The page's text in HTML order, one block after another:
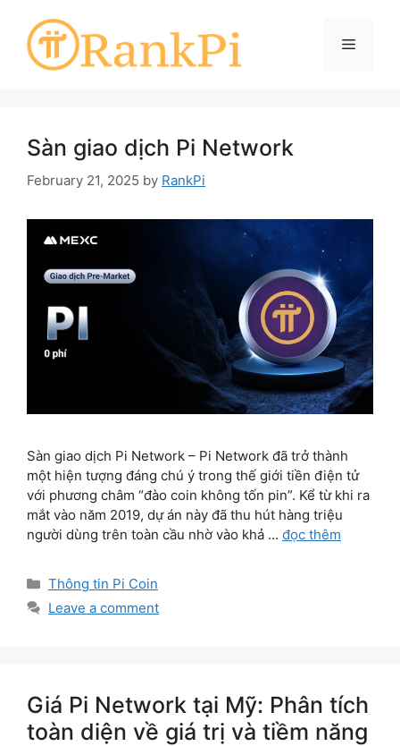
content
Menu
Sàn giao dịch Pi Network
February 21, 2025 by RankPi
Sàn giao dịch Pi Network – Pi Network đã trở thành
một hiện tượng đáng chú ý trong thế giới tiền điện tử
với phương châm “đào coin không tốn pin”. Kể từ khi ra
mắt vào năm 2019, dự án này đã thu hút hàng triệu
người dùng trên toàn cầu nhờ vào khả … đọc thêm
Categories
Thông tin Pi Coin
Leave a comment
Giá Pi Network tại Mỹ: Phân tích
toàn diện về giá trị và tiềm năng